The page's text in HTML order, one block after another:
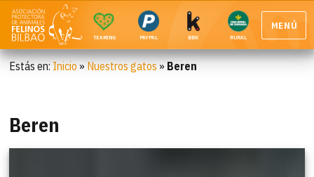
TEAMING PAYPAL BBK RURAL
MENÚ
Estás en: Inicio » Nuestros gatos » Beren
Beren